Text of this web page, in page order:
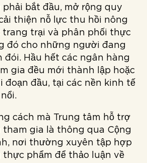
bắt đầu, mở rộng quy
thiện nỗ lực thu hồi nông
trang trại và phân phối thực
đó cho những người đang
đói. Hầu hết các ngân hàng
gia đều mới thành lập hoặc
đoạn đầu, tại các nền kinh tế
cách mà Trung tâm hỗ trợ
gia là thông qua Cộng
nơi thường xuyên tập hợp
thực phẩm để thảo luận về